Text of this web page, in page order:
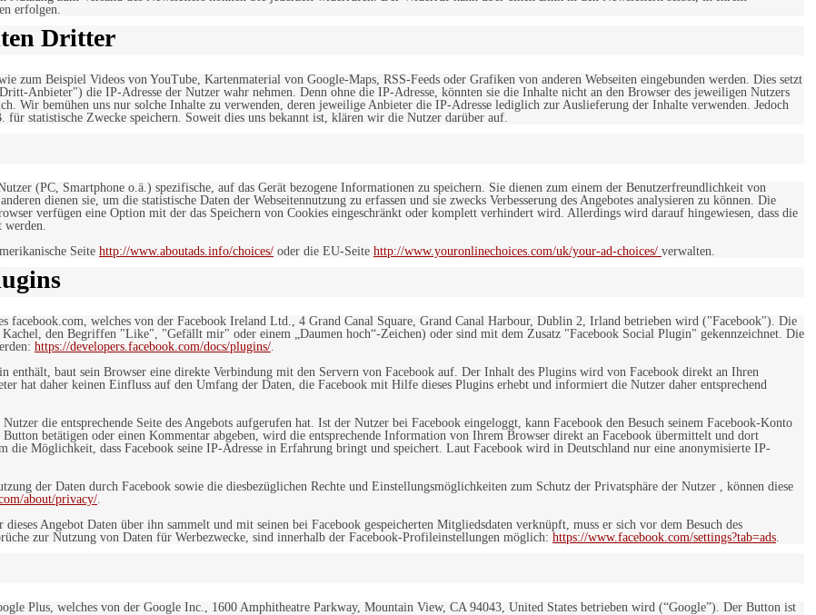
erfolgen.
Dritter
zum Beispiel Videos von YouTube, Kartenmaterial von Google-Maps, RSS-Feeds oder Grafiken von anderen Webseiten eingebunden werden. Dies setzt
Anbieter") die IP-Adresse der Nutzer wahr nehmen. Denn ohne die IP-Adresse, könnten sie die Inhalte nicht an den Browser des jeweiligen Nutzers
Wir bemühen uns nur solche Inhalte zu verwenden, deren jeweilige Anbieter die IP-Adresse lediglich zur Auslieferung der Inhalte verwenden. Jedoch
statistische Zwecke speichern. Soweit dies uns bekannt ist, klären wir die Nutzer darüber auf.
(PC, Smartphone o.ä.) spezifische, auf das Gerät bezogene Informationen zu speichern. Sie dienen zum einem der Benutzerfreundlichkeit von
dienen sie, um die statistische Daten der Webseitennutzung zu erfassen und sie zwecks Verbesserung des Angebotes analysieren zu können. Die
verfügen eine Option mit der das Speichern von Cookies eingeschränkt oder komplett verhindert wird. Allerdings wird darauf hingewiesen, dass die
werden.
Seite http://www.aboutads.info/choices/ oder die EU-Seite http://www.youronlinechoices.com/uk/your-ad-choices/ verwalten.
facebook.com, welches von der Facebook Ireland Ltd., 4 Grand Canal Square, Grand Canal Harbour, Dublin 2, Irland betrieben wird ("Facebook"). Die
den Begriffen "Like", "Gefällt mir" oder einem „Daumen hoch“-Zeichen) oder sind mit dem Zusatz "Facebook Social Plugin" gekennzeichnet. Die
https://developers.facebook.com/docs/plugins/.
enthält, baut sein Browser eine direkte Verbindung mit den Servern von Facebook auf. Der Inhalt des Plugins wird von Facebook direkt an Ihren
hat daher keinen Einfluss auf den Umfang der Daten, die Facebook mit Hilfe dieses Plugins erhebt und informiert die Nutzer daher entsprechend
die entsprechende Seite des Angebots aufgerufen hat. Ist der Nutzer bei Facebook eingeloggt, kann Facebook den Besuch seinem Facebook-Konto
betätigen oder einen Kommentar abgeben, wird die entsprechende Information von Ihrem Browser direkt an Facebook übermittelt und dort
die Möglichkeit, dass Facebook seine IP-Adresse in Erfahrung bringt und speichert. Laut Facebook wird in Deutschland nur eine anonymisierte IP-
der Daten durch Facebook sowie die diesbezüglichen Rechte und Einstellungsmöglichkeiten zum Schutz der Privatsphäre der Nutzer , können diese
about/privacy/.
Angebot Daten über ihn sammelt und mit seinen bei Facebook gespeicherten Mitgliedsdaten verknüpft, muss er sich vor dem Besuch des
zur Nutzung von Daten für Werbezwecke, sind innerhalb der Facebook-Profileinstellungen möglich: https://www.facebook.com/settings?tab=ads.
Plus, welches von der Google Inc., 1600 Amphitheatre Parkway, Mountain View, CA 94043, United States betrieben wird (“Google”). Der Button ist